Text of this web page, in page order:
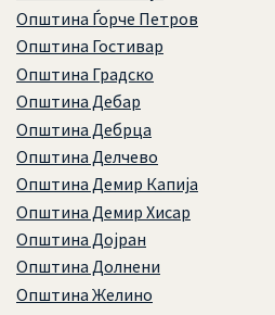
Општина Ѓорче Петров
Општина Гостивар
Општина Градско
Општина Дебар
Општина Дебрца
Општина Делчево
Општина Демир Капија
Општина Демир Хисар
Општина Дојран
Општина Долнени
Општина Желино